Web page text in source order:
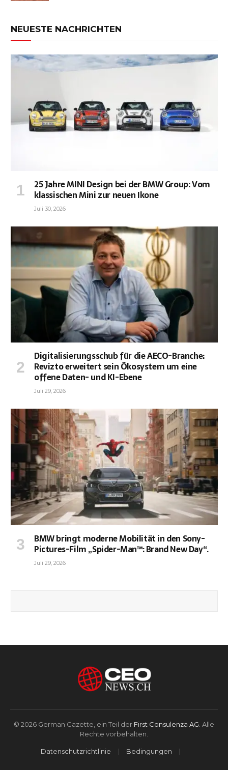
NEUESTE NACHRICHTEN
25 Jahre MINI Design bei der BMW Group: Vom
klassischen Mini zur neuen Ikone
Juli 30, 2026
Digitalisierungsschub für die AECO-Branche:
Revizto erweitert sein Ökosystem um eine
offene Daten- und KI-Ebene
Juli 29, 2026
BMW bringt moderne Mobilität in den Sony-
Pictures-Film „Spider-Man™: Brand New Day“.
Juli 29, 2026
© 2026 German Gazette, ein Teil der First Consulenza AG. Alle
Rechte vorbehalten.
Datenschutzrichtlinie Bedingungen